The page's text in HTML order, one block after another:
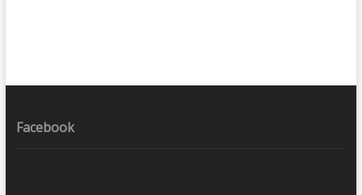
Facebook